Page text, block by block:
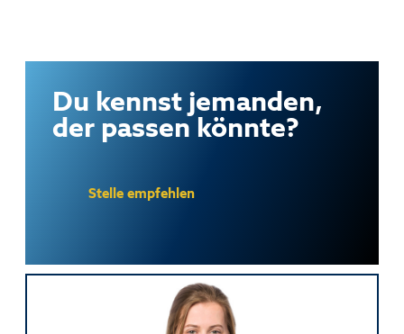
Du kennst jemanden,
der passen könnte?
Stelle empfehlen